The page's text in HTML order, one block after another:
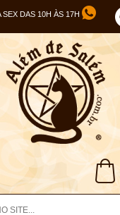
DAS 10H ÀS 17H